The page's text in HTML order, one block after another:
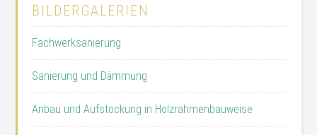
BILDERGALERIEN
Fachwerksanierung
Sanierung und Dämmung
Anbau und Aufstockung in Holzrahmenbauweise